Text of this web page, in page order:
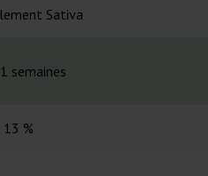
Sativa
semaines
13 %